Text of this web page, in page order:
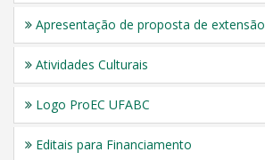
Apresentação de proposta de extensão
Atividades Culturais
Logo ProEC UFABC
Editais para Financiamento